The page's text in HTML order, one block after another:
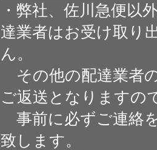
・弊社、佐川急便以
達業者はお受け取り
ん。
その他の配達業者
ご返送となりますの
事前に必ずご連絡
致します。